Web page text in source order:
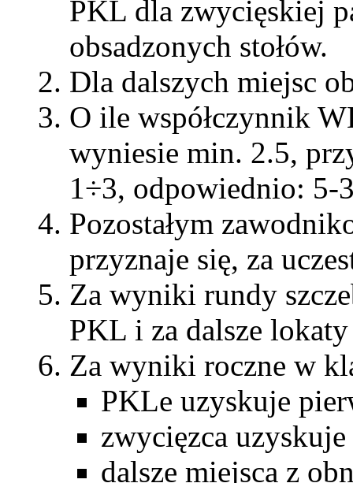
PKL dla zwycięskiej
obsadzonych stołów.
Dla dalszych miejsc
O ile współczynnik
wyniesie min. 2.5,
1÷3, odpowiednio: 5-
Pozostałym
przyznaje się, za
Za wyniki rundy
PKL i za dalsze
Za wyniki roczne w
PKLe uzyskuje
zwycięzca
dalsze miejsca z